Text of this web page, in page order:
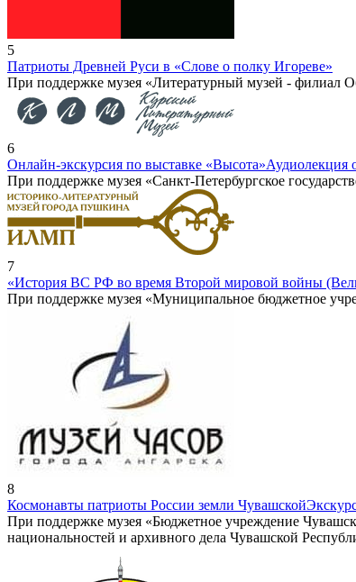
5
Патриоты Древней Руси в «Слове о полку Игореве»
При поддержке музея «Литературный музей - филиал
6
Онлайн-экскурсия по выставке «Высота»Аудиолекция
При поддержке музея «Санкт-Петербургское
7
«История ВС РФ во время Второй мировой войны
При поддержке музея «Муниципальное бюджетное
8
Космонавты патриоты России земли Чувашской
При поддержке музея «Бюджетное учреждение
национальностей и архивного дела Чувашской